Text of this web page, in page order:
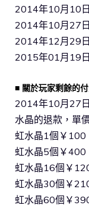
2014年10月10
2014年10月27
2014年12月29
2015年01月19
■ 關於玩家剩餘的
2014年10月27
水晶的退款，單
虹水晶1個￥
虹水晶5個￥
虹水晶16個￥
虹水晶30個￥
虹水晶60個￥